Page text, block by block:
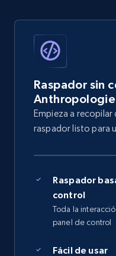
Raspador sin
Anthropologie
Empieza a
raspador listo para
Raspador
control
Toda la
panel de control
Fácil de usar